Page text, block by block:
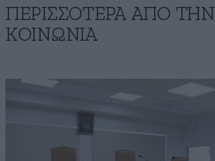
ΠΕΡΙΣΣΟΤΕΡΑ ΑΠΟ ΤΗΝ
ΚΟΙΝΩΝΙΑ